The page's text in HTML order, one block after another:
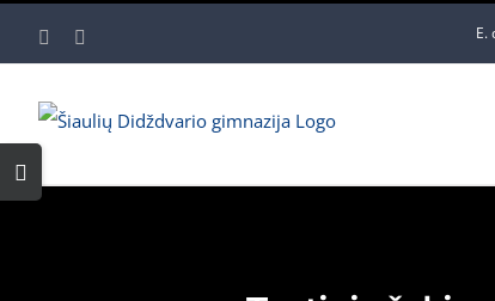
Facebook E.
Toggle
Sliding